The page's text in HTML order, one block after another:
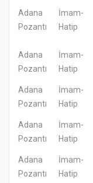
Adana
Pozantı
İmam-
Hatip
Adana
Pozantı
İmam-
Hatip
Adana
Pozantı
İmam-
Hatip
Adana
Pozantı
İmam-
Hatip
Adana
Pozantı
İmam-
Hatip